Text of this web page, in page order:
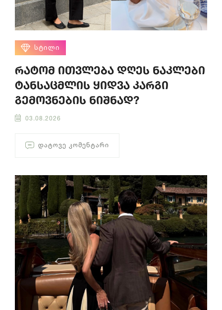
ᲡᲢᲘᲚᲘ
რატომ ითვლება დღეს ნაკლები
ტანსაცმლის ყიდვა კარგი
გემოვნების ნიშნად?
03.08.2026
ᲓᲐᲢᲝᲕᲔ ᲙᲝᲛᲔᲜᲢᲐᲠᲘ